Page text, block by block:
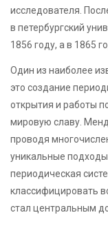
исследователя.
в петербургский
1856 году, а в 1865
Один из наиболее
это создание
открытия и работы
мировую славу.
проводя
уникальные подходы
периодическая
классифицировать
стал центральным